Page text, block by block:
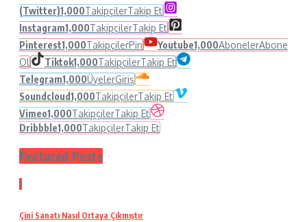
(Twitter)1,000TakipçilerTakip Et
Instagram1,000TakipçilerTakip Et
Pinterest1,000TakipçilerPin Youtube1,000AbonelerAbone
Ol
Tiktok1,000TakipçilerTakip Et
Telegram1,000ÜyelerGiriş
Soundcloud1,000TakipçilerTakip Et
Vimeo1,000TakipçilerTakip Et
Dribbble1,000TakipçilerTakip Et
Featured Posts
1
Çini Sanatı Nasıl Ortaya Çıkmıştır